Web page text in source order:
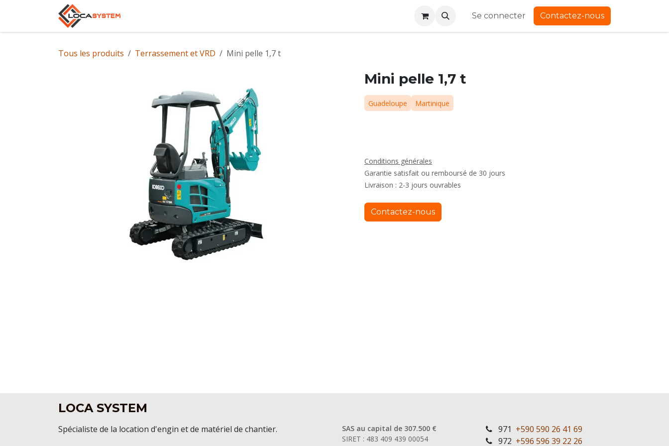
Se rendre au contenu
Rejoignez nous Se connecter Contactez-nous
Tous les produits Terrassement et VRD Mini pelle 1,7 t
Mini pelle 1,7 t
Guadeloupe Martinique
Conditions générales
Garantie satisfait ou remboursé de 30 jours
Livraison : 2-3 jours ouvrables
Contactez-nous
LOCA SYSTEM
Spécialiste de la location d'engin et de matériel de chantier.
SAS au capital de 307.500 €
SIRET : 483 409 439 00054
971 +590 590 26 41 69
972 +596 596 39 22 26